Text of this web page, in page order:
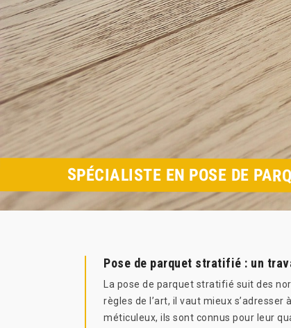
SPÉCIALISTE EN POSE DE
Pose de parquet stratifié : un
La pose de parquet stratifié suit des
règles de l’art, il vaut mieux
méticuleux, ils sont connus pour leur